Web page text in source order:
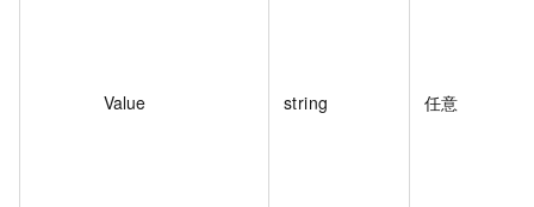
Value string 任意